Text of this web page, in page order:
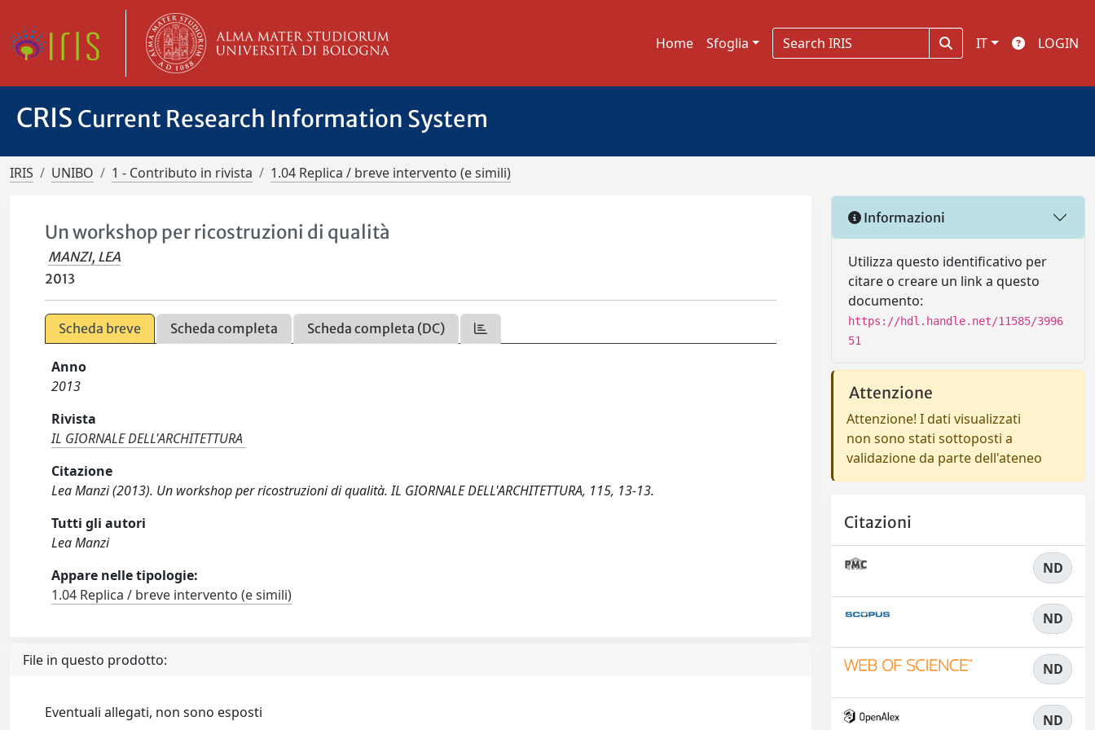
Home Sfoglia IT LOGIN
CRIS Current Research Information System
IRIS UNIBO 1 - Contributo in rivista 1.04 Replica / breve intervento (e simili)
Un workshop per ricostruzioni di qualità
MANZI, LEA
2013
Scheda breve Scheda completa Scheda completa (DC)
Anno
2013
Rivista
IL GIORNALE DELL'ARCHITETTURA
Citazione
Lea Manzi (2013). Un workshop per ricostruzioni di qualità. IL GIORNALE DELL'ARCHITETTURA, 115, 13-13.
Tutti gli autori
Lea Manzi
Appare nelle tipologie:
1.04 Replica / breve intervento (e simili)
File in questo prodotto:
Eventuali allegati, non sono esposti
Informazioni
Utilizza questo identificativo per
citare o creare un link a questo
documento:
https://hdl.handle.net/11585/3996
51
Attenzione
Attenzione! I dati visualizzati
non sono stati sottoposti a
validazione da parte dell'ateneo
Citazioni
ND
ND
ND
ND